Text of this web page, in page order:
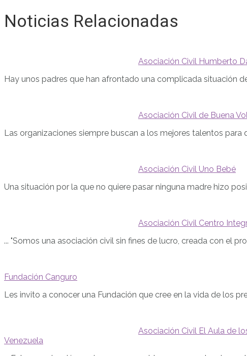
Noticias Relacionadas
Asociación Civil Humberto
Hay unos padres que han afrontado una complicada situación
Asociación Civil de Buena
Las organizaciones siempre buscan a los mejores talentos para
Asociación Civil Uno Bebé
Una situación por la que no quiere pasar ninguna madre hizo
Asociación Civil Centro
... "Somos una asociación civil sin fines de lucro, creada con el
Fundación Canguro
Les invito a conocer una Fundación que cree en la vida de los
Asociación Civil El Aula de
Venezuela